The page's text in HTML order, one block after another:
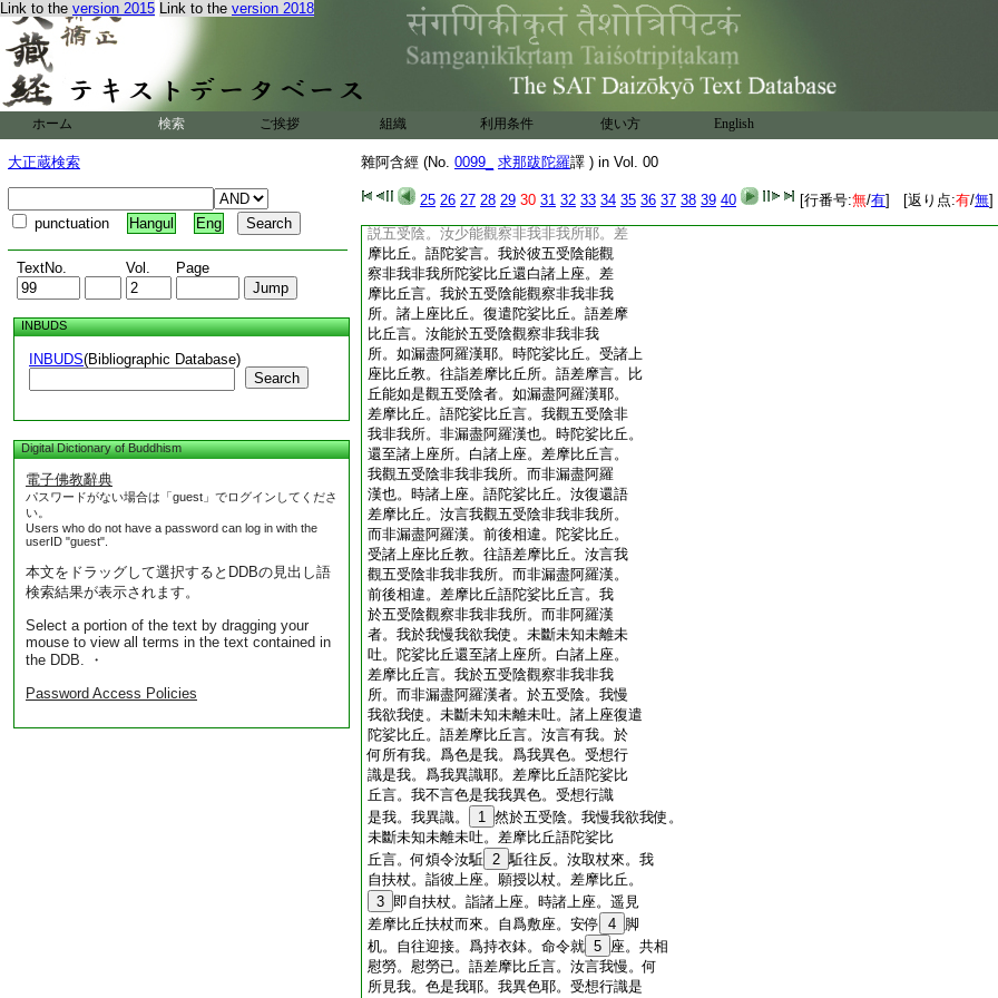
Link to the version 2015 Link to the version 2018
ホーム 検索 ご挨拶 組織 利用条件 使い方 English
大正蔵検索
punctuation Hangul Eng
TextNo. Vol. Page
INBUDS
INBUDS(Bibliographic Database)
Search
Digital Dictionary of Buddhism
電子佛教辭典
パスワードがない場合は「guest」でログインしてくださ
い。
Users who do not have a password can log in with the
userID "guest".
本文をドラッグして選択するとDDBの見出し語
検索結果が表示されます。
Select a portion of the text by dragging your
mouse to view all terms in the text contained in
the DDB. ・
Password Access Policies
雜阿含經 (No. 0099_ 求那跋陀羅譯 ) in Vol. 00
25 26 27 28 29 30 31 32 33 34 35 36 37 38 39 40 [行番号:無/有] [返り点:有/無]
苦痛有過於彼。譬如屠牛以利刀生割其
腹取其内藏。其牛腹痛當何可堪。我今腹
痛。甚於彼牛。如二力士捉一劣夫懸著火
上燒其兩足。我今兩足熱過於彼。時陀娑
比丘。還至諸上座所。以差摩比丘所説病
状。具白諸上座。時諸上座。還遣陀娑比
丘。至差摩比丘所。語差摩比丘言。世尊
所説。有五受陰。何等爲五。色受陰受想
行識受陰。汝差摩能少觀察此五受陰非我
非我所耶。時陀娑比丘。受諸上座比丘教
説五受陰。汝少能觀察非我非我所耶。差
摩比丘。語陀娑言。我於彼五受陰能觀
察非我非我所陀娑比丘還白諸上座。差
摩比丘言。我於五受陰能觀察非我非我
所。諸上座比丘。復遣陀娑比丘。語差摩
比丘言。汝能於五受陰觀察非我非我
所。如漏盡阿羅漢耶。時陀娑比丘。受諸上
座比丘教。往詣差摩比丘所。語差摩言。比
丘能如是觀五受陰者。如漏盡阿羅漢耶。
差摩比丘。語陀娑比丘言。我觀五受陰非
我非我所。非漏盡阿羅漢也。時陀娑比丘。
還至諸上座所。白諸上座。差摩比丘言。
我觀五受陰非我非我所。而非漏盡阿羅
漢也。時諸上座。語陀娑比丘。汝復還語
差摩比丘。汝言我觀五受陰非我非我所。
而非漏盡阿羅漢。前後相違。陀娑比丘。
受諸上座比丘教。往語差摩比丘。汝言我
觀五受陰非我非我所。而非漏盡阿羅漢。
前後相違。差摩比丘語陀娑比丘言。我
於五受陰觀察非我非我所。而非阿羅漢
者。我於我慢我欲我使。未斷未知未離未
吐。陀娑比丘還至諸上座所。白諸上座。
差摩比丘言。我於五受陰觀察非我非我
所。而非漏盡阿羅漢者。於五受陰。我慢
我欲我使。未斷未知未離未吐。諸上座復遣
陀娑比丘。語差摩比丘言。汝言有我。於
何所有我。爲色是我。爲我異色。受想行
識是我。爲我異識耶。差摩比丘語陀娑比
丘言。我不言色是我我異色。受想行識
是我。我異識。
1 然於五受陰。我慢我欲我使。
未斷未知未離未吐。差摩比丘語陀娑比
丘言。何煩令汝駈 2 駈往反。汝取杖來。我
自扶杖。詣彼上座。願授以杖。差摩比丘。
3 即自扶杖。詣諸上座。時諸上座。遥見
差摩比丘扶杖而來。自爲敷座。安停 4 脚
机。自往迎接。爲持衣鉢。命令就 5 座。共相
慰勞。慰勞已。語差摩比丘言。汝言我慢。何
所見我。色是我耶。我異色耶。受想行識是